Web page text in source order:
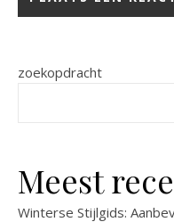
zoekopdracht
Meest
Winterse Stijlgids: